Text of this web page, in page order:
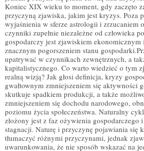
Koniec XIX wieku to moment, gdy zaczęto
przyczyną zjawiska, jakim jest kryzys. Poza
wyjaśnienia w sferze astrologii i zrzucaniem
czynniki zupełnie niezależne od człowieka
gospodarczy jest zjawiskiem ekonomicznym
znacznym pogorszeniem stanu
upatrywać w czynnikach zewnętrznych, a
kapitalistycznego. Co warto wiedzieć o tym
realną wizją? Jak głosi definicja, kryzy
gwałtownym zmniejszeniem się aktywności
skutkuje spadkiem produkcji, a także
zmniejszeniem się dochodu narodowego,
poziomu życia społeczeństwa. Naturalny
złożony jest z faz ożywienia gospodarczego
stagnacji. Naturę i przyczynę pojawiania się
tłumaczyć różnymi przyczynami, jednak
uwarunkowania, że nie sposób wskazać na